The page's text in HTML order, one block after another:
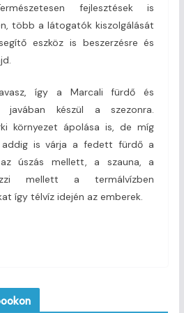
fejlesztések is
több a látogatók kiszolgálását
eszköz is beszerzésre és
így a Marcali fürdő és
javában készül a szezonra.
környezet ápolása is, de míg
addig is várja a fedett fürdő a
az úszás mellett, a szauna, a
mellett a termálvízben
így télvíz idején az emberek.